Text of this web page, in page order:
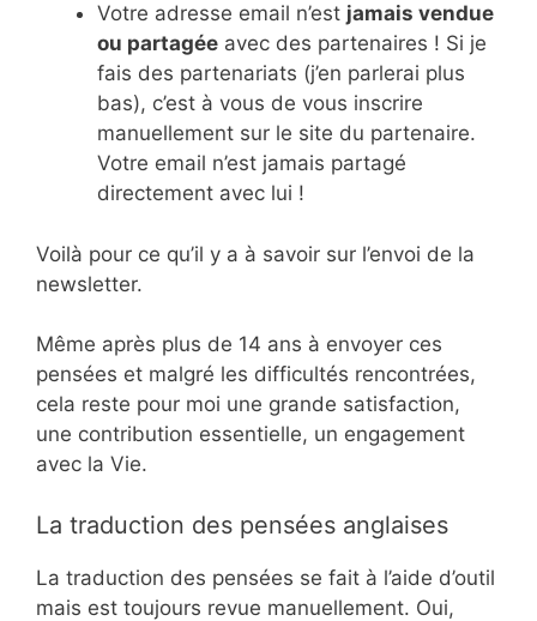
Votre adresse email n’est jamais vendue
ou partagée avec des partenaires ! Si je
fais des partenariats (j’en parlerai plus
bas), c’est à vous de vous inscrire
manuellement sur le site du partenaire.
Votre email n’est jamais partagé
directement avec lui !
Voilà pour ce qu’il y a à savoir sur l’envoi de la
newsletter.
Même après plus de 14 ans à envoyer ces
pensées et malgré les difficultés rencontrées,
cela reste pour moi une grande satisfaction,
une contribution essentielle, un engagement
avec la Vie.
La traduction des pensées anglaises
La traduction des pensées se fait à l’aide d’outil
mais est toujours revue manuellement. Oui,